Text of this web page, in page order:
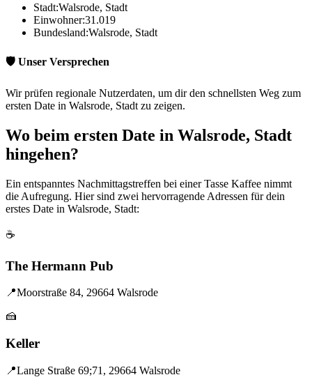
Stadt:Walsrode, Stadt
Einwohner:31.019
Bundesland:Walsrode, Stadt
🛡️ Unser Versprechen
Wir prüfen regionale Nutzerdaten, um dir den schnellsten Weg zum
ersten Date in Walsrode, Stadt zu zeigen.
Wo beim ersten Date in Walsrode, Stadt
hingehen?
Ein entspanntes Nachmittagstreffen bei einer Tasse Kaffee nimmt
die Aufregung. Hier sind zwei hervorragende Adressen für dein
erstes Date in Walsrode, Stadt:
☕
The Hermann Pub
📍Moorstraße 84, 29664 Walsrode
🍰
Keller
📍Lange Straße 69;71, 29664 Walsrode